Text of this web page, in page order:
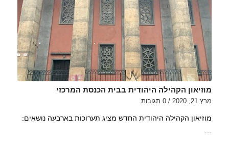
מוזיאון הקהילה היהודית בבית הכנסת המרכזי
מרץ 21, 2020 / 0 תגובות
מוזיאון הקהילה היהודית החדש מציג תערוכות בארבעה נושאים: